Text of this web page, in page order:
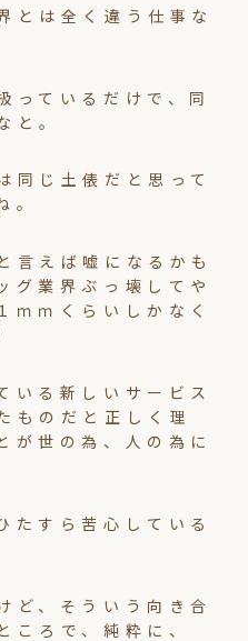
とは全く違う仕事な
っているだけで、同
と。
同じ土俵だと思って
。
言えば嘘になるかも
グ業界ぶっ壊してや
ｍｍくらいしかなく
いる新しいサービス
ものだと正しく理
が世の為、人の為に
たすら苦心している
ど、そういう向き合
ころで、純粋に、